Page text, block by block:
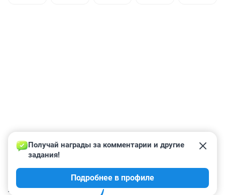
КОММЕНТАРИИ 4
Получай награды за комментарии и другие
задания!
Подробнее в профиле